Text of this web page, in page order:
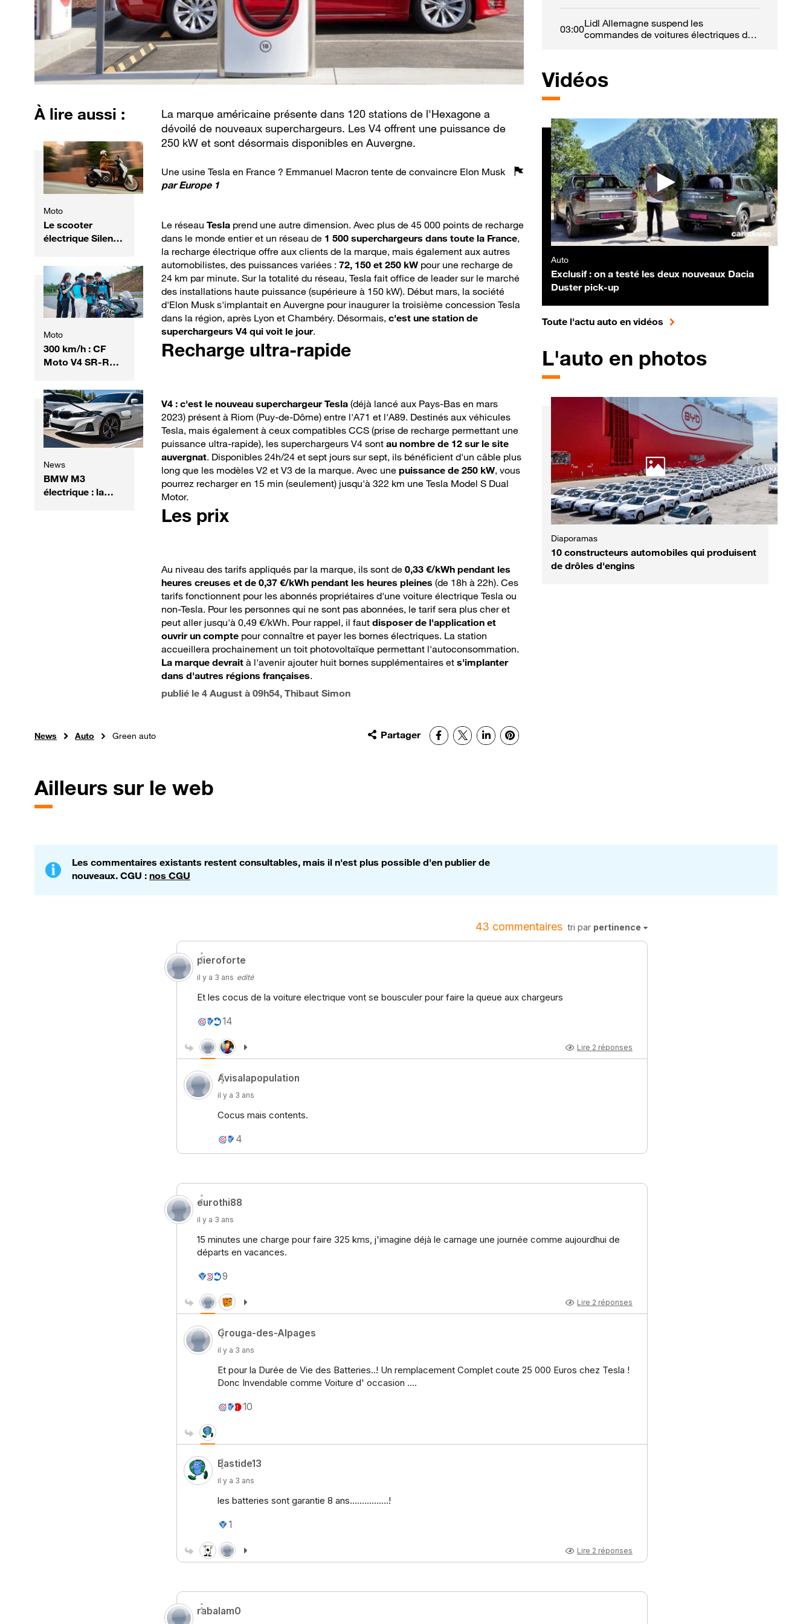
À lire aussi :
Moto
Le scooter
électrique Silence
beauté
Moto
300 km/h : CF
Moto V4 SR-RR
chinoise la plus
rapide !
News
BMW M3
électrique : la
La marque américaine présente dans 120 stations de l'Hexagone a
dévoilé de nouveaux superchargeurs. Les V4 offrent une puissance de
250 kW et sont désormais disponibles en Auvergne.
Une usine Tesla en France ? Emmanuel Macron tente de convaincre Elon Musk
parEurope 1
Le réseau Tesla prend une autre dimension. Avec plus de 45 000 points de recharge
dans le monde entier et un réseau de 1 500 superchargeurs dans toute la France,
la recharge électrique offre aux clients de la marque, mais également aux autres
automobilistes, des puissances variées : 72, 150 et 250 kW pour une recharge de
24 km par minute. Sur la totalité du réseau, Tesla fait office de leader sur le marché
des installations haute puissance (supérieure à 150 kW). Début mars, la société
d'Elon Musk s'implantait en Auvergne pour inaugurer la troisième concession Tesla
dans la région, après Lyon et Chambéry. Désormais, c'est une station de
superchargeurs V4 qui voit le jour.
Recharge ultra-rapide
V4 : c'est le nouveau superchargeur Tesla (déjà lancé aux Pays-Bas en mars
2023) présent à Riom (Puy-de-Dôme) entre l'A71 et l'A89. Destinés aux véhicules
Tesla, mais également à ceux compatibles CCS (prise de recharge permettant une
puissance ultra-rapide), les superchargeurs V4 sont au nombre de 12 sur le site
auvergnat. Disponibles 24h/24 et sept jours sur sept, ils bénéficient d'un câble plus
long que les modèles V2 et V3 de la marque. Avec une puissance de 250 kW, vous
pourrez recharger en 15 min (seulement) jusqu'à 322 km une Tesla Model S Dual
Motor.
Les prix
Au niveau des tarifs appliqués par la marque, ils sont de 0,33 €/kWh pendant les
heures creuses et de 0,37 €/kWh pendant les heures pleines (de 18h à 22h). Ces
tarifs fonctionnent pour les abonnés propriétaires d'une voiture électrique Tesla ou
non-Tesla. Pour les personnes qui ne sont pas abonnées, le tarif sera plus cher et
peut aller jusqu'à 0,49 €/kWh. Pour rappel, il faut disposer de l'application et
ouvrir un compte pour connaître et payer les bornes électriques. La station
accueillera prochainement un toit photovoltaïque permettant l'autoconsommation.
La marque devrait à l'avenir ajouter huit bornes supplémentaires et s'implanter
dans d'autres régions françaises.
publié le 4 August à 09h54, Thibaut Simon
News Auto Green auto Partager Facebook
X LinkedInPinterest
03:00Lidl Allemagne suspend les
commandes de voitures électriques de
Vidéos
Auto
Exclusif : on a testé les deux nouveaux Dacia
Duster pick-up
Toute l'actu auto en vidéos pour accéder à toute l'actualité
L'auto en photos
Diaporamas
10 constructeurs automobiles qui produisent
de drôles d'engins
Ailleurs sur le web
Les commentaires existants restent consultables, mais il n'est plus possible d'en publier de
nouveaux. CGU : nos CGU